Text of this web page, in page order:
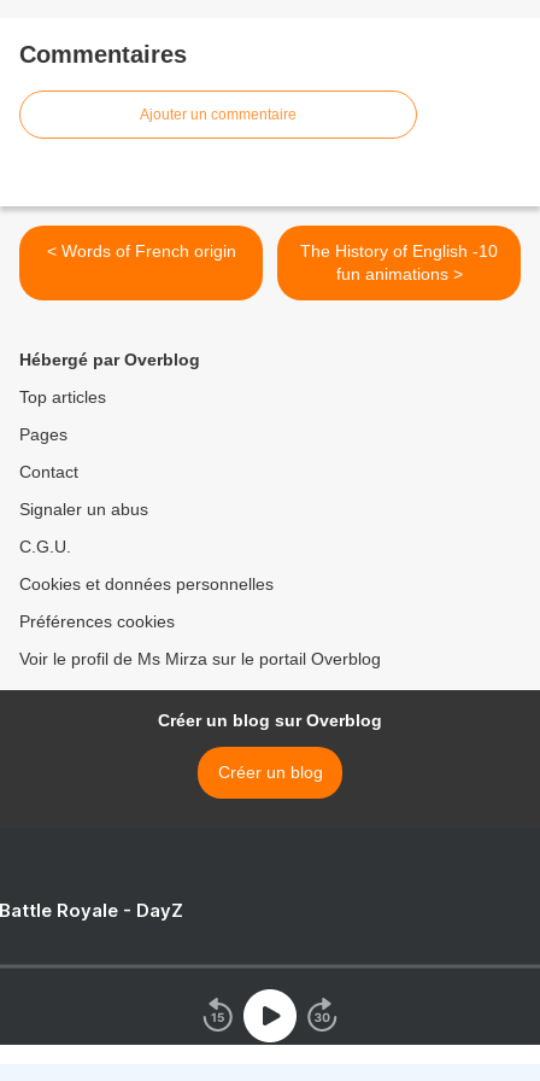
Commentaires
Ajouter un commentaire
< Words of French origin
The History of English -10
fun animations >
Hébergé par Overblog
Top articles
Pages
Contact
Signaler un abus
C.G.U.
Cookies et données personnelles
Préférences cookies
Voir le profil de Ms Mirza sur le portail Overblog
Créer un blog sur Overblog
Créer un blog
Royale - DayZ